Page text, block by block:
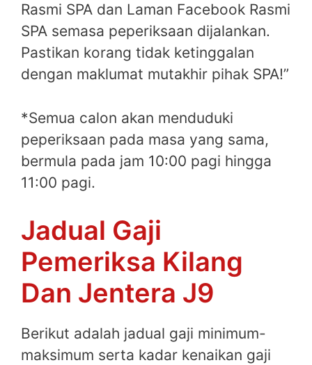
Rasmi SPA dan Laman Facebook Rasmi
SPA semasa peperiksaan dijalankan.
Pastikan korang tidak ketinggalan
dengan maklumat mutakhir pihak SPA!”
*Semua calon akan menduduki
peperiksaan pada masa yang sama,
bermula pada jam 10:00 pagi hingga
11:00 pagi.
Jadual Gaji
Pemeriksa Kilang
Dan Jentera J9
Berikut adalah jadual gaji minimum-
maksimum serta kadar kenaikan gaji